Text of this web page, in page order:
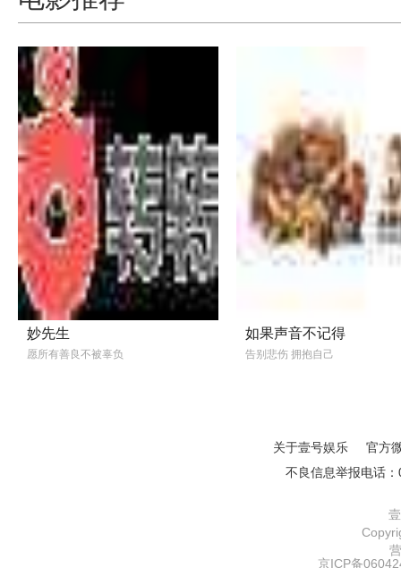
妙先生
愿所有善良不被辜负
如果声音不记得
告别悲伤 拥抱自己
关于壹号娱乐
官方
不良信息举报电话
京ICP备